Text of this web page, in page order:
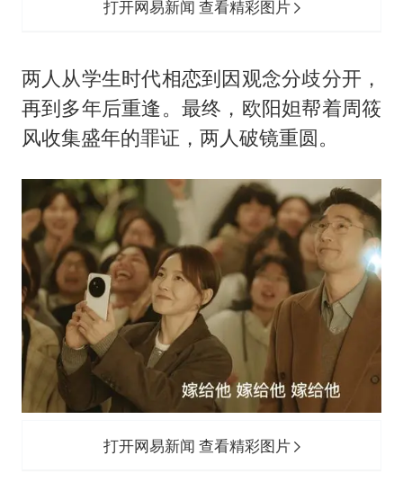
打开网易新闻 查看精彩图片
两人从学生时代相恋到因观念分歧分开，
再到多年后重逢。最终，欧阳妲帮着周筱
风收集盛年的罪证，两人破镜重圆。
打开网易新闻 查看精彩图片